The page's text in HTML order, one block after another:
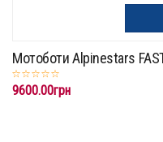
Мотоботи Alpinestars
9600.00грн